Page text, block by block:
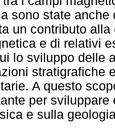
sono state
un contributo
e di relativi
lo sviluppo delle
stratigrafiche
A questo
per
e sulla